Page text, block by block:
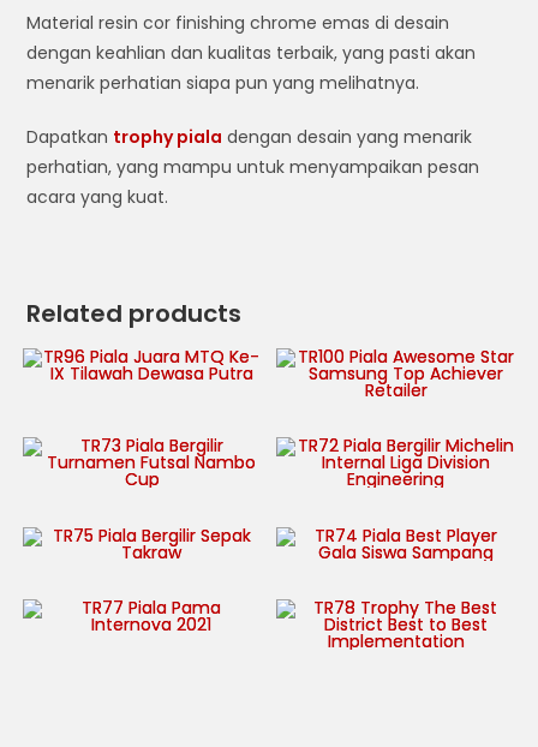
Material resin cor finishing chrome emas di desain
dengan keahlian dan kualitas terbaik, yang pasti akan
menarik perhatian siapa pun yang melihatnya.
Dapatkan trophy piala dengan desain yang menarik
perhatian, yang mampu untuk menyampaikan pesan
acara yang kuat.
Related products